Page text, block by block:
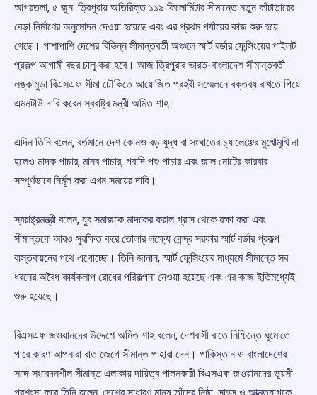
আগরতলা, ৫ জুন: ত্রিপুরায় অতিরিক্ত ১১৯ কিলোমিটার সীমান্তে নতুন কাঁটাতারের
বেড়া নির্মাণের অনুমোদন দেওয়া হয়েছে এবং এর প্রথম পর্যায়ের কাজ শুরু হয়ে
গেছে। পাশাপাশি দেশের বিভিন্ন সীমান্তবর্তী অঞ্চলে স্মার্ট বর্ডার ফেন্সিংয়ের পাইলট
প্রকল্প আগামী বছর চালু করা হবে। আজ ত্রিপুরার ভারত-বাংলাদেশ সীমান্তবর্তী
লঙ্কামুড়া বিএসএফ সীমা চৌকিতে আয়োজিত প্রহরী সম্মেলনে বক্তব্য রাখতে গিয়ে
এমনটাউ দাবি করেন স্বরাষ্ট্র মন্ত্রী অমিত শাহ।
এদিন তিনি বলেন, বর্তমানে দেশ কোনও বড় যুদ্ধ বা সংঘাতের চ্যালেঞ্জের মুখোমুখি না
হলেও মাদক পাচার, মানব পাচার, গবাদি পশু পাচার এবং জাল নোটের কারবার
সম্পূর্ণভাবে নির্মূল করা এখন সময়ের দাবি।
স্বরাষ্ট্রমন্ত্রী বলেন, যুব সমাজকে মাদকের করাল গ্রাস থেকে রক্ষা করা এবং
সীমান্তকে আরও সুরক্ষিত করে তোলার লক্ষ্যে কেন্দ্র সরকার স্মার্ট বর্ডার প্রকল্প
বাস্তবায়নের পথে এগোচ্ছে। তিনি জানান, স্মার্ট ফেন্সিংয়ের মাধ্যমে সীমান্তে সব
ধরনের অবৈধ কার্যকলাপ রোধের পরিকল্পনা নেওয়া হয়েছে এবং এর কাজ ইতিমধ্যেই
শুরু হয়েছে।
বিএসএফ জওয়ানদের উদ্দেশে অমিত শাহ বলেন, দেশবাসী রাতে নিশ্চিন্তে ঘুমোতে
পারে কারণ আপনারা রাত জেগে সীমান্ত পাহারা দেন। পাকিস্তান ও বাংলাদেশের
সঙ্গে সংবেদনশীল সীমান্ত এলাকায় দায়িত্ব পালনকারী বিএসএফ জওয়ানদের ভূয়সী